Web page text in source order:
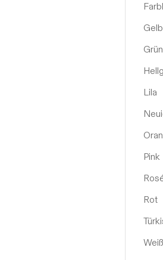
Gelb
Grün
Lila
Pink
Rot
Weiß